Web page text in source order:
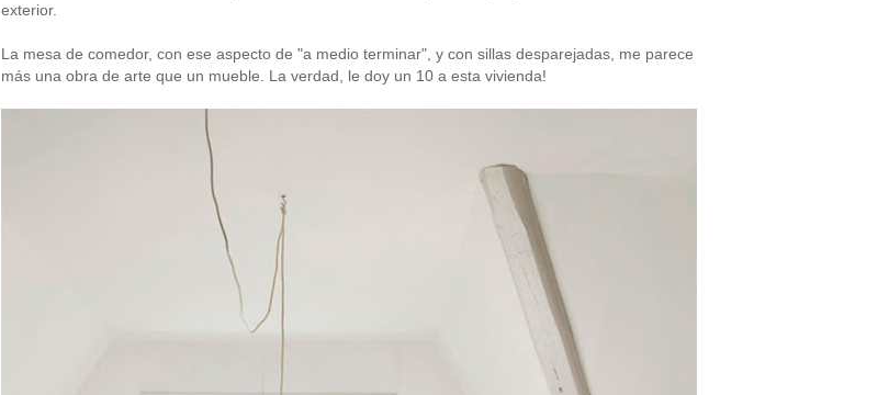
exterior.
La mesa de comedor, con ese aspecto de "a medio terminar", y con sillas desparejadas, me parece
más una obra de arte que un mueble. La verdad, le doy un 10 a esta vivienda!